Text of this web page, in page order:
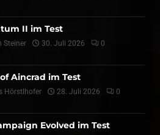
II im Test
Steiner 30. Juli 2026 0
Aincrad im Test
Hörstlhofer 28. Juli 2026 0
Evolved im Test